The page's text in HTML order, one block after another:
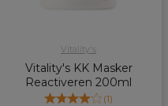
Vitality's
Vitality's KK Masker
Reactiveren 200ml
(1)